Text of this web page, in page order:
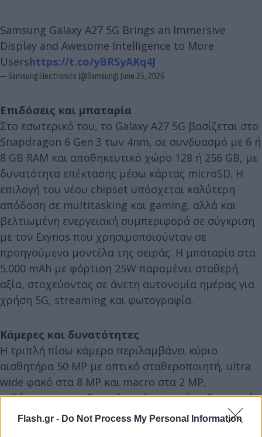
Flash.gr - Do Not Process My Personal Information
Samsung Galaxy A27 5G Brings an Immersive
Display and Awesome Intelligence to More
Usershttps://t.co/yBRSyAKq4J
— Samsung Electronics (@Samsung) June 25, 2026
Επιδόσεις και μπαταρία
Στο εσωτερικό του, το Galaxy A27 5G βασίζεται στο
Snapdragon 6 Gen 3 των 4nm, σε συνδυασμό με 6 ή
8 GB RAM και αποθηκευτικό χώρο 128 ή 256 GB, με
δυνατότητα επέκτασης μέσω κάρτας microSD. Η
επιλογή του νέου chipset υπόσχεται καλύτερη
απόδοση σε multitasking και gaming, αλλά και
βελτιωμένη ενεργειακή συμπεριφορά σε σύγκριση
με τον Exynos που χρησιμοποιούνταν σε
προηγούμενα μοντέλα της σειράς. Η μπαταρία στα
5.000 mAh με φόρτιση 25W παραμένει σταθερή
αξία, στοχεύοντας σε άνετη αυτονομία ημέρας για
χρήση 5G, streaming και φωτογραφία.
Κάμερες και δυνατότητες
Η τριπλή πίσω κάμερα περιλαμβάνει κύριο
αισθητήρα 50 MP με οπτικό σταθεροποιητή, ultra
wide φακό στα 8 MP και macro στα 2 MP,
καλύπτοντας τις βασικές χρήσεις από καθημερινά
στιγμιότυπα μέχρι ευρυγώνιες λήψεις. Η selfie